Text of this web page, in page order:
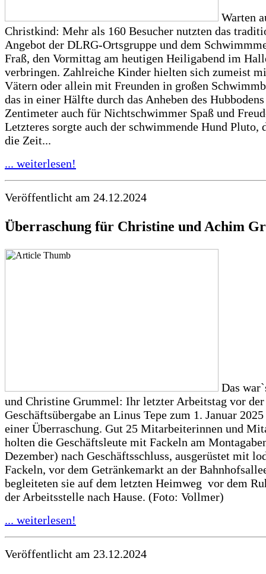
Warten
Christkind: Mehr als 160 Besucher nutzten das
Angebot der DLRG-Ortsgruppe und dem
Fraß, den Vormittag am heutigen Heiligabend im
verbringen. Zahlreiche Kinder hielten sich zumeist
Vätern oder allein mit Freunden in großen
das in einer Hälfte durch das Anheben des
Zentimeter auch für Nichtschwimmer Spaß und
Letzteres sorgte auch der schwimmende Hund Pluto,
die Zeit...
... weiterlesen!
Veröffentlicht am 24.12.2024
Überraschung für Christine und Achim
Das
und Christine Grummel: Ihr letzter Arbeitstag vor der
Geschäftsübergabe an Linus Tepe zum 1. Januar
einer Überraschung. Gut 25 Mitarbeiterinnen und
holten die Geschäftsleute mit Fackeln am
Dezember) nach Geschäftsschluss, ausgerüstet mit
Fackeln, vor dem Getränkemarkt an der
begleiteten sie auf dem letzten Heimweg vor dem
der Arbeitsstelle nach Hause. (Foto: Vollmer)
... weiterlesen!
Veröffentlicht am 23.12.2024